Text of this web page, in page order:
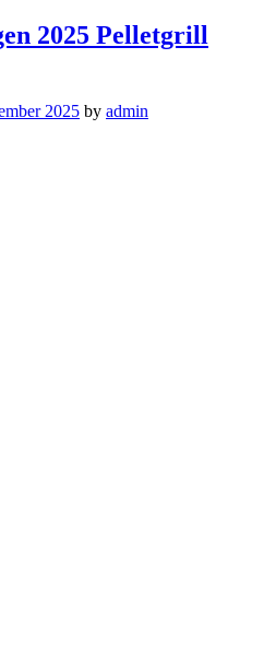
2025 Pelletgrill
2025 by admin